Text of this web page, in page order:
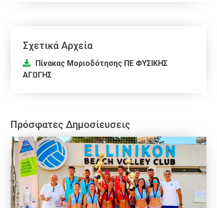
Σχετικά Αρχεία
Πίνακας Μοριοδότησης ΠΕ ΦΥΣΙΚΗΣ
ΑΓΩΓΗΣ
Πρόσφατες Δημοσίευσεις